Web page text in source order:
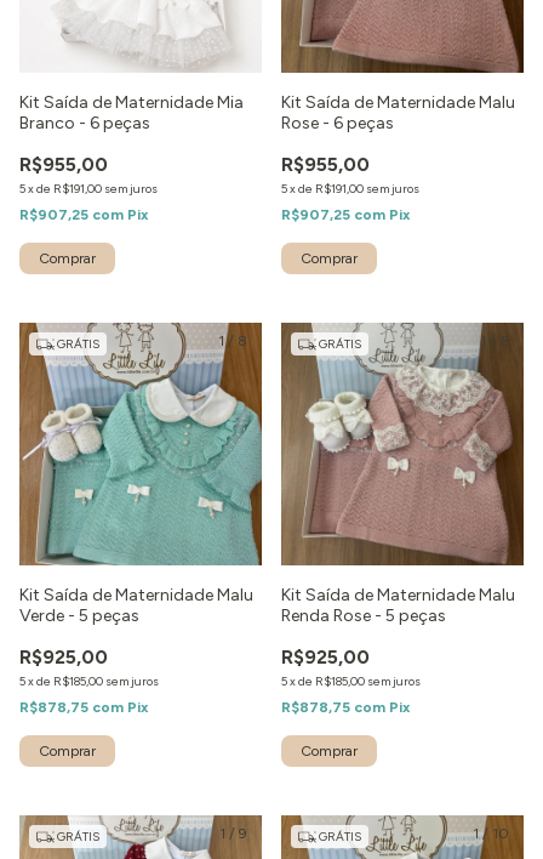
Kit Saída de Maternidade Mia
Branco - 6 peças
R$955,00
5xde R$191,00 sem juros
R$907,25 com Pix
Comprar
Kit Saída de Maternidade Malu
Rose - 6 peças
R$955,00
5xde R$191,00 sem juros
R$907,25 com Pix
Comprar
1/ 8
GRÁTIS
Kit Saída de Maternidade Malu
Verde - 5 peças
R$925,00
5xde R$185,00 sem juros
R$878,75 com Pix
Comprar
1 / 8
GRÁTIS
Kit Saída de Maternidade Malu
Renda Rose - 5 peças
R$925,00
5xde R$185,00 sem juros
R$878,75 com Pix
Comprar
1 / 9
GRÁTIS 1/ 10
GRÁTIS